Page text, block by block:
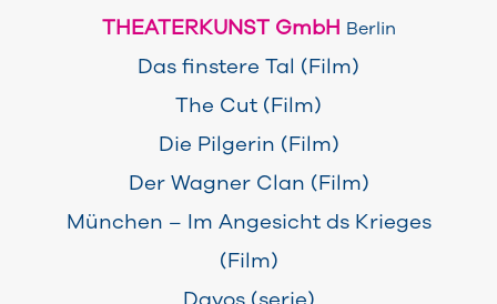
THEATERKUNST GmbH Berlin
Das finstere Tal (Film)
The Cut (Film)
Die Pilgerin (Film)
Der Wagner Clan (Film)
München – Im Angesicht ds Krieges
(Film)